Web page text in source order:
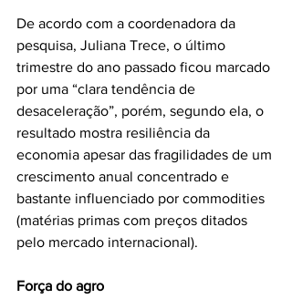
De acordo com a coordenadora da
pesquisa, Juliana Trece, o último
trimestre do ano passado ficou marcado
por uma “clara tendência de
desaceleração”, porém, segundo ela, o
resultado mostra resiliência da
economia apesar das fragilidades de um
crescimento anual concentrado e
bastante influenciado por commodities
(matérias primas com preços ditados
pelo mercado internacional).
Força do agro